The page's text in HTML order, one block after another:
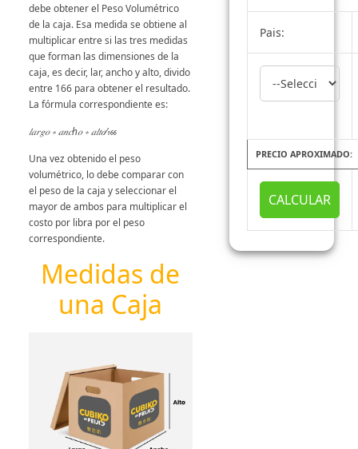
debe obtener el Peso Volumétrico
de la caja. Esa medida se obtiene al
multiplicar entre si las tres medidas
que forman las dimensiones de la
caja, es decir, lar, ancho y alto, divido
entre 166 para obtener el resultado.
La fórmula correspondiente es:
𝑙𝑎𝑟𝑔𝑜 ∗ 𝑎𝑛𝑐h𝑜 ∗ 𝑎𝑙𝑡𝑜⁄166
Una vez obtenido el peso
volumétrico, lo debe comparar con
el peso de la caja y seleccionar el
mayor de ambos para multiplicar el
costo por libra por el peso
correspondiente.
Medidas de
una Caja
Pais:
PRECIO APROXIMADO:
CALCULAR